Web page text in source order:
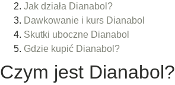
Jak działa Dianabol?
Dawkowanie i kurs Dianabol
Skutki uboczne Dianabol
Gdzie kupić Dianabol?
Czym jest Dianabol?